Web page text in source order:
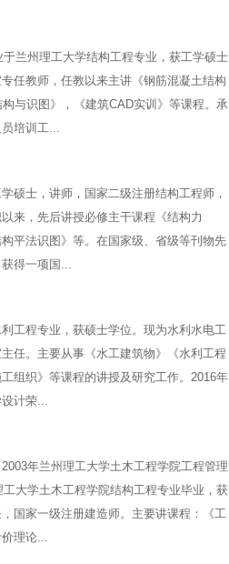
兰州理工大学结构工程专业，获工学硕士
任教师，任教以来主讲《钢筋混凝土结构
与识图》，《建筑CAD实训》等课程。承
培训工...
硕士，讲师，国家二级注册结构工程师，
来，先后讲授必修主干课程《结构力
平法识图》等。在国家级、省级等刊物先
得一项国...
程专业，获硕士学位。现为水利水电工
任。主要从事《水工建筑物》《水利工程
组织》等课程的讲授及研究工作。2016年
计荣...
年兰州理工大学土木工程学院工程管理
大学土木工程学院结构工程专业毕业，获
国家一级注册建造师。主要讲课程：《工
理论...